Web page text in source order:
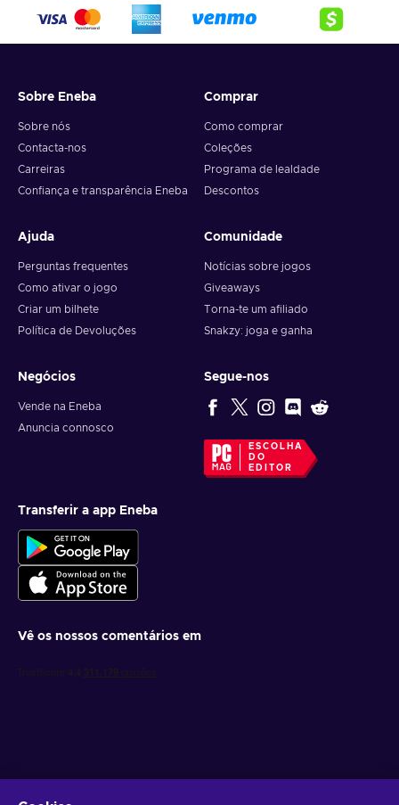
Sobre Eneba
Sobre nós
Contacta-nos
Carreiras
Confiança e transparência Eneba
Comprar
Como comprar
Coleções
Programa de lealdade
Descontos
Ajuda
Perguntas frequentes
Como ativar o jogo
Criar um bilhete
Política de Devoluções
Comunidade
Notícias sobre jogos
Giveaways
Torna-te um afiliado
Snakzy: joga e ganha
Negócios
Vende na Eneba
Anuncia connosco
Segue-nos
ESCOLHA
DO
EDITOR
Transferir a app Eneba
Vê os nossos comentários em